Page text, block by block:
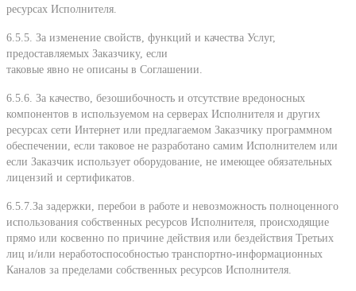
ресурсах Исполнителя.
6.5.5. За изменение свойств, функций и качества Услуг,
предоставляемых Заказчику, если
таковые явно не описаны в Соглашении.
6.5.6. За качество, безошибочность и отсутствие вредоносных
компонентов в используемом на серверах Исполнителя и других
ресурсах сети Интернет или предлагаемом Заказчику программном
обеспечении, если таковое не разработано самим Исполнителем или
если Заказчик использует оборудование, не имеющее обязательных
лицензий и сертификатов.
6.5.7.За задержки, перебои в работе и невозможность полноценного
использования собственных ресурсов Исполнителя, происходящие
прямо или косвенно по причине действия или бездействия Третьих
лиц и/или неработоспособностью транспортно-информационных
Каналов за пределами собственных ресурсов Исполнителя.